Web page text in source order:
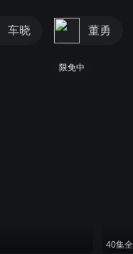
车晓 董勇
限免中
40集全